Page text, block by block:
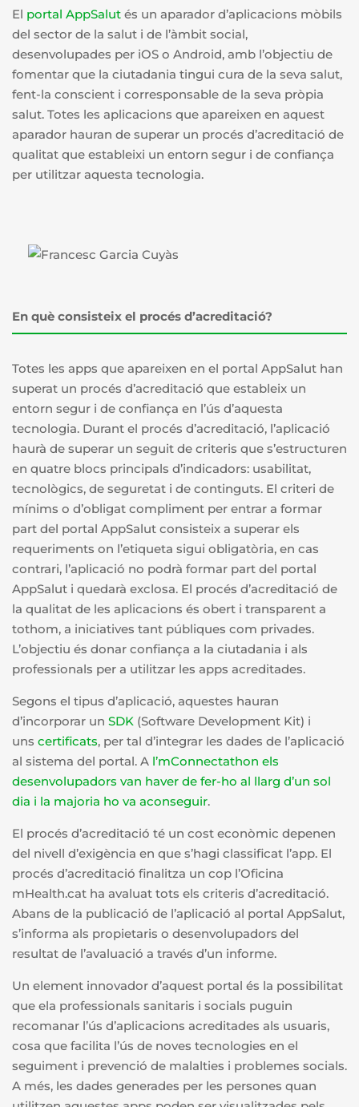
El portal AppSalut és un aparador d’aplicacions mòbils
del sector de la salut i de l’àmbit social,
desenvolupades per iOS o Android, amb l’objectiu de
fomentar que la ciutadania tingui cura de la seva salut,
fent-la conscient i corresponsable de la seva pròpia
salut. Totes les aplicacions que apareixen en aquest
aparador hauran de superar un procés d’acreditació de
qualitat que estableixi un entorn segur i de confiança
per utilitzar aquesta tecnologia.
En què consisteix el procés d’acreditació?
Totes les apps que apareixen en el portal AppSalut han
superat un procés d’acreditació que estableix un
entorn segur i de confiança en l’ús d’aquesta
tecnologia. Durant el procés d’acreditació, l’aplicació
haurà de superar un seguit de criteris que s’estructuren
en quatre blocs principals d’indicadors: usabilitat,
tecnològics, de seguretat i de continguts. El criteri de
mínims o d’obligat compliment per entrar a formar
part del portal AppSalut consisteix a superar els
requeriments on l’etiqueta sigui obligatòria, en cas
contrari, l’aplicació no podrà formar part del portal
AppSalut i quedarà exclosa. El procés d’acreditació de
la qualitat de les aplicacions és obert i transparent a
tothom, a iniciatives tant públiques com privades.
L’objectiu és donar confiança a la ciutadania i als
professionals per a utilitzar les apps acreditades.
Segons el tipus d’aplicació, aquestes hauran
d’incorporar un SDK (Software Development Kit) i
uns certificats, per tal d’integrar les dades de l’aplicació
al sistema del portal. A l’mConnectathon els
desenvolupadors van haver de fer-ho al llarg d’un sol
dia i la majoria ho va aconseguir.
El procés d’acreditació té un cost econòmic depenen
del nivell d’exigència en que s’hagi classificat l’app. El
procés d’acreditació finalitza un cop l’Oficina
mHealth.cat ha avaluat tots els criteris d’acreditació.
Abans de la publicació de l’aplicació al portal AppSalut,
s’informa als propietaris o desenvolupadors del
resultat de l’avaluació a través d’un informe.
Un element innovador d’aquest portal és la possibilitat
que ela professionals sanitaris i socials puguin
recomanar l’ús d’aplicacions acreditades als usuaris,
cosa que facilita l’ús de noves tecnologies en el
seguiment i prevenció de malalties i problemes socials.
A més, les dades generades per les persones quan